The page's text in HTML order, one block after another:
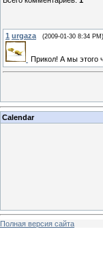
1 urgaza (2009-01-30 8:34 PM)
Прикол! А мы этого
Calendar
Полная версия сайта